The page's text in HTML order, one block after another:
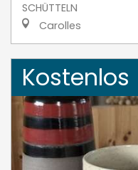
SCHÜTTELN
Carolles
Kostenlos